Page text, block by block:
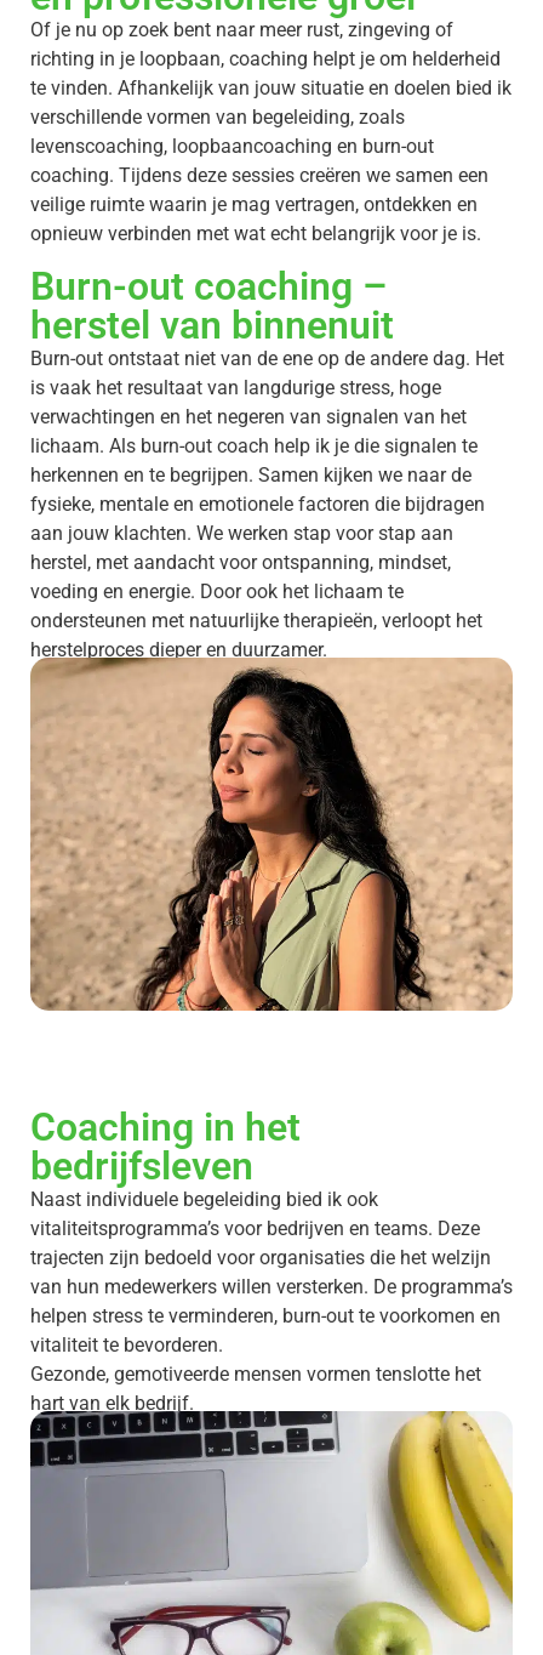
Of je nu op zoek bent naar meer rust, zingeving of
richting in je loopbaan, coaching helpt je om helderheid
te vinden. Afhankelijk van jouw situatie en doelen bied ik
verschillende vormen van begeleiding, zoals
levenscoaching, loopbaancoaching en burn-out
coaching. Tijdens deze sessies creëren we samen een
veilige ruimte waarin je mag vertragen, ontdekken en
opnieuw verbinden met wat echt belangrijk voor je is.
Burn-out coaching –
herstel van binnenuit
Burn-out ontstaat niet van de ene op de andere dag. Het
is vaak het resultaat van langdurige stress, hoge
verwachtingen en het negeren van signalen van het
lichaam. Als burn-out coach help ik je die signalen te
herkennen en te begrijpen. Samen kijken we naar de
fysieke, mentale en emotionele factoren die bijdragen
aan jouw klachten. We werken stap voor stap aan
herstel, met aandacht voor ontspanning, mindset,
voeding en energie. Door ook het lichaam te
ondersteunen met natuurlijke therapieën, verloopt het
herstelproces dieper en duurzamer.
Coaching in het
bedrijfsleven
Naast individuele begeleiding bied ik ook
vitaliteitsprogramma’s voor bedrijven en teams. Deze
trajecten zijn bedoeld voor organisaties die het welzijn
van hun medewerkers willen versterken. De programma’s
helpen stress te verminderen, burn-out te voorkomen en
vitaliteit te bevorderen.
Gezonde, gemotiveerde mensen vormen tenslotte het
hart van elk bedrijf.